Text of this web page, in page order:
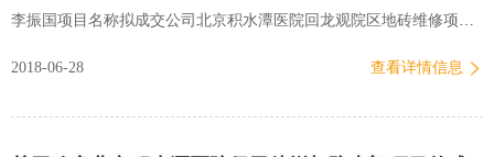
李振国项目名称拟成交公司北京积水潭医院回龙观院区地砖维修项目
2018-06-28 查看详情信息